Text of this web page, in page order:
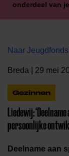
onderdeel van
Naar
Breda | 29 mei
Gezinnen
Liedewij:
persoonlijke
Deelname aan